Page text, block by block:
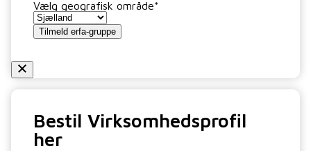
Vælg geografisk område*
Tilmeld erfa-gruppe
Bestil Virksomhedsprofil
her